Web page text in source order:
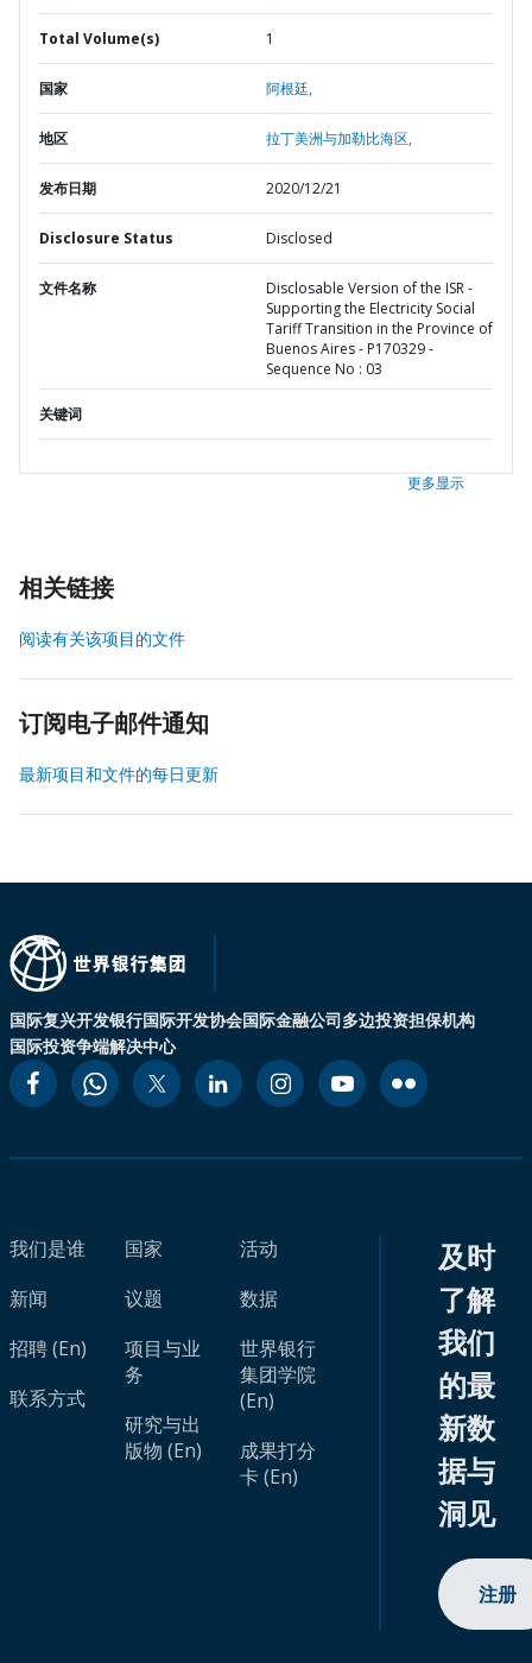
Total Volume(s) 1
国家 阿根廷,
地区 拉丁美洲与加勒比海区,
发布日期 2020/12/21
Disclosure Status Disclosed
文件名称
Disclosable Version of the ISR -
Supporting the Electricity Social
Tariff Transition in the Province of
Buenos Aires - P170329 -
Sequence No : 03
关键词
更多显示
相关链接
阅读有关该项目的文件
订阅电子邮件通知
最新项目和文件的每日更新
国际复兴开发银行国际开发协会国际金融公司多边投资担保机构
国际投资争端解决中心
我们是谁
新闻
招聘 (En)
联系方式
国家
议题
项目与业
务
研究与出
版物 (En)
活动
数据
世界银行
集团学院
(En)
成果打分
卡 (En)
及时
了解
我们
的最
新数
据与
洞见
注册